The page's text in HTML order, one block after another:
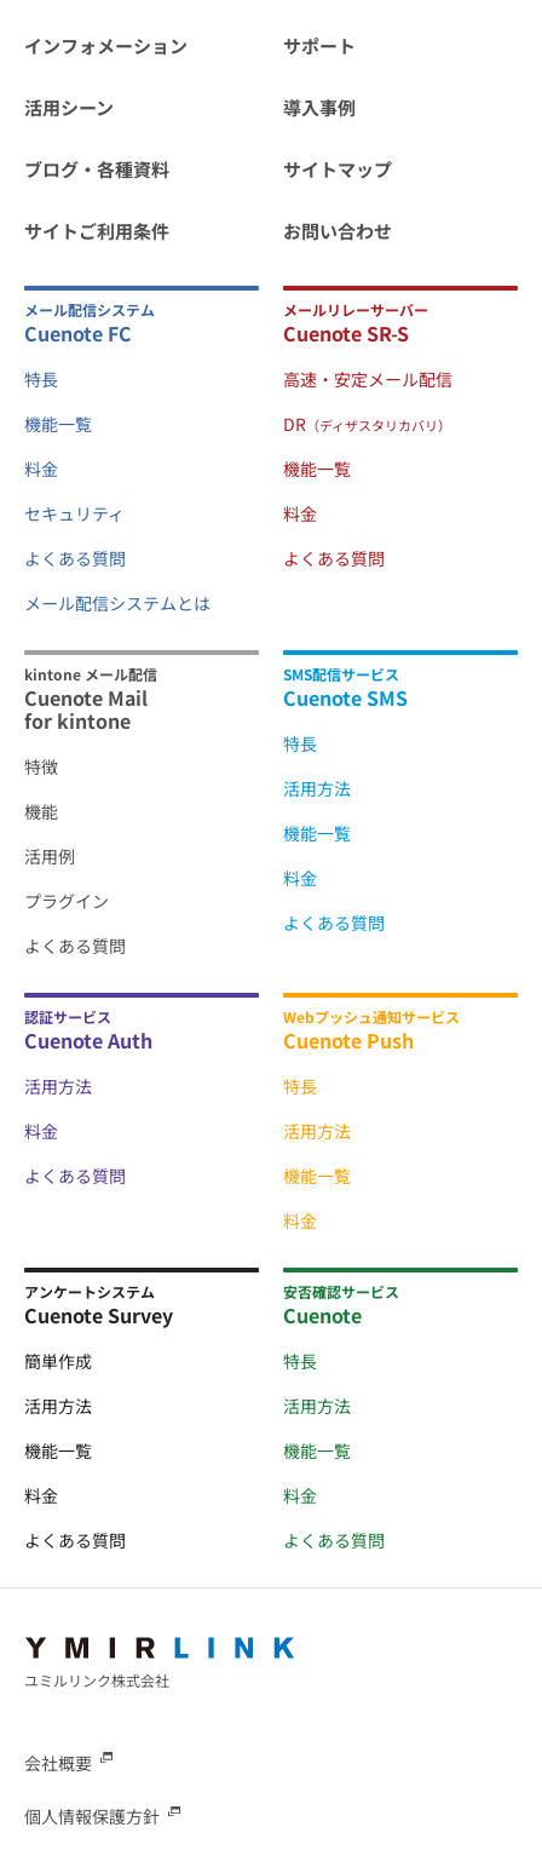
インフォメーション サポート
活用シーン 導入事例
ブログ・各種資料 サイトマップ
サイトご利用条件 お問い合わせ
メール配信システム
Cuenote FC
特長
機能一覧
料金
セキュリティ
よくある質問
メール配信システムとは
メールリレーサーバー
Cuenote SR-S
高速・安定メール配信
DR （ディザスタリカバリ）
機能一覧
料金
よくある質問
kintone メール配信
Cuenote Mail
for kintone
特徴
機能
活用例
プラグイン
よくある質問
SMS配信サービス
Cuenote SMS
特長
活用方法
機能一覧
料金
よくある質問
認証サービス
Cuenote Auth
活用方法
料金
よくある質問
Webプッシュ通知サービス
Cuenote Push
特長
活用方法
機能一覧
料金
アンケートシステム
Cuenote Survey
簡単作成
活用方法
機能一覧
料金
よくある質問
安否確認サービス
Cuenote
特長
活用方法
機能一覧
料金
よくある質問
ユミルリンク株式会社
会社概要
個人情報保護方針